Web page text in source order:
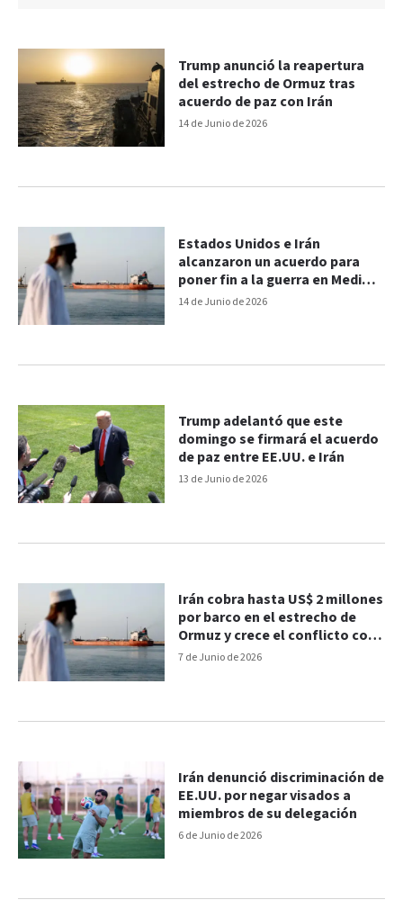
14 de Junio de 2026
Trump anunció la reapertura
del estrecho de Ormuz tras
acuerdo de paz con Irán
14 de Junio de 2026
Estados Unidos e Irán
alcanzaron un acuerdo para
poner fin a la guerra en Medio
Oriente
13 de Junio de 2026
Trump adelantó que este
domingo se firmará el acuerdo
de paz entre EE.UU. e Irán
7 de Junio de 2026
Irán cobra hasta US$ 2 millones
por barco en el estrecho de
Ormuz y crece el conflicto con
Estados Unidos
6 de Junio de 2026
Irán denunció discriminación de
EE.UU. por negar visados a
miembros de su delegación